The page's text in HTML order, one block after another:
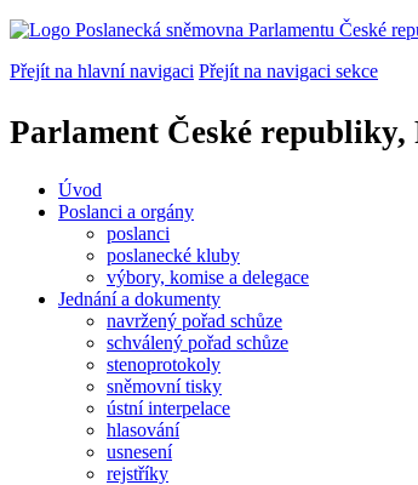
Přejít na hlavní navigaci Přejít na navigaci sekce
Parlament České republiky,
Úvod
Poslanci a orgány
poslanci
poslanecké kluby
výbory, komise a delegace
Jednání a dokumenty
navržený pořad schůze
schválený pořad schůze
stenoprotokoly
sněmovní tisky
ústní interpelace
hlasování
usnesení
rejstříky